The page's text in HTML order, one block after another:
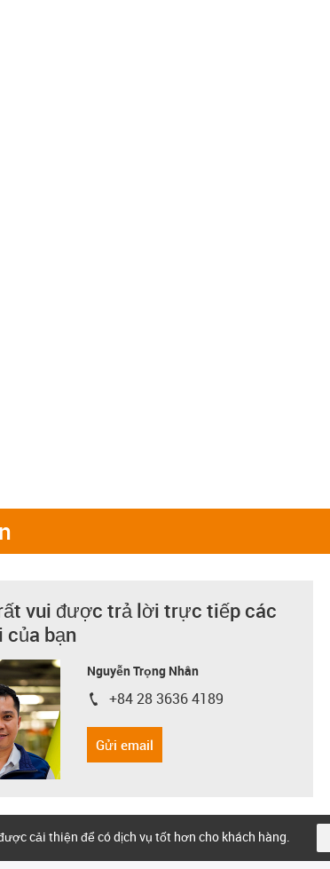
vui được trả lời trực tiếp các
của bạn
Nguyễn Trọng Nhân
igus-icon-phone
+84 28 3636 4189
Gửi email
cải thiện để có dịch vụ tốt hơn cho khách hàng.